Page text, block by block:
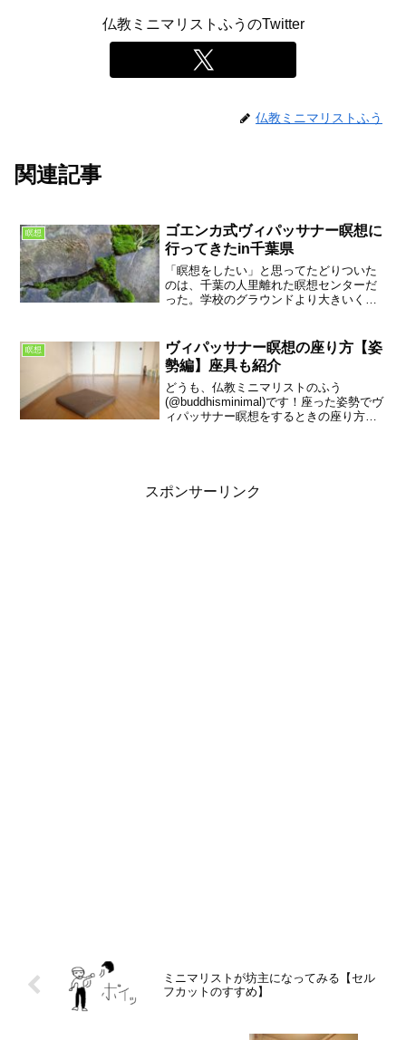
仏教ミニマリストふうのTwitter
仏教ミニマリストふう
関連記事
瞑想
ゴエンカ式ヴィパッサナー瞑想に
行ってきたin千葉県
「瞑想をしたい」と思ってたどりついた
のは、千葉の人里離れた瞑想センターだ
った。学校のグラウンドより大きいくら
あったり、夜になると星がよく見える。
僕が行ってきた10日間コ...
瞑想
ヴィパッサナー瞑想の座り方【姿
勢編】座具も紹介
どうも、仏教ミニマリストのふう
(@buddhisminimal)です！座った姿勢でヴ
ィパッサナー瞑想をするときの座り方と
スポンサーリンク
ミニマリストが坊主になってみる【セル
フカットのすすめ】